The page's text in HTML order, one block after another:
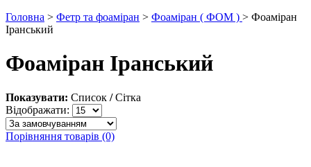
Головна > Фетр та фоаміран > Фоаміран ( ФОМ ) > Фоаміран
Іранський
Фоаміран Іранський
Показувати: Список / Сітка
Відображати:
Порівняння товарів (0)